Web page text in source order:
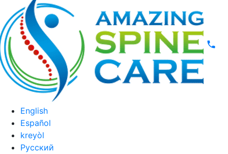
English
Español
kreyòl
Русский